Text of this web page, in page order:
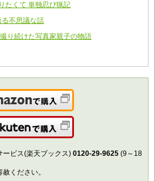
たくて 単独忍び猟記
る不思議な話
り続けた写真家親子の物語
Amazonで購入
楽天で購入
ビス(楽天ブックス) 0120-29-9625 (9～18
ください。